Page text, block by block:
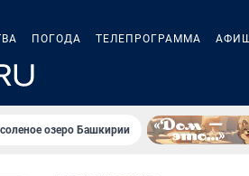
ПОГОДА ТЕЛЕПРОГРАММА
озеро Башкирии